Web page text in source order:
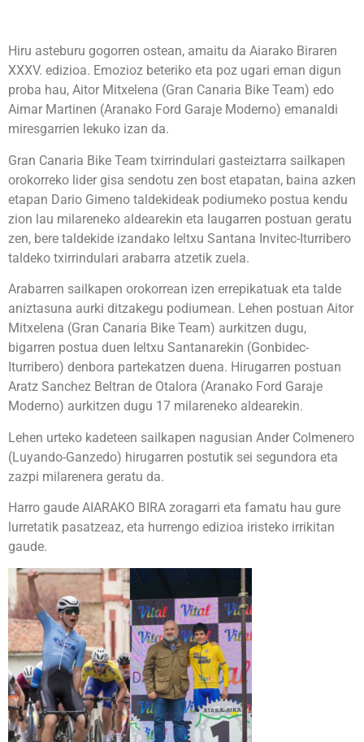
Hiru asteburu gogorren ostean, amaitu da Aiarako Biraren
XXXV. edizioa. Emozioz beteriko eta poz ugari eman digun
proba hau, Aitor Mitxelena (Gran Canaria Bike Team) edo
Aimar Martinen (Aranako Ford Garaje Moderno) emanaldi
miresgarrien lekuko izan da.
Gran Canaria Bike Team txirrindulari gasteiztarra sailkapen
orokorreko lider gisa sendotu zen bost etapatan, baina azken
etapan Dario Gimeno taldekideak podiumeko postua kendu
zion lau milareneko aldearekin eta laugarren postuan geratu
zen, bere taldekide izandako Ieltxu Santana Invitec-Iturribero
taldeko txirrindulari arabarra atzetik zuela.
Arabarren sailkapen orokorrean izen errepikatuak eta talde
aniztasuna aurki ditzakegu podiumean. Lehen postuan Aitor
Mitxelena (Gran Canaria Bike Team) aurkitzen dugu,
bigarren postua duen Ieltxu Santanarekin (Gonbidec-
Iturribero) denbora partekatzen duena. Hirugarren postuan
Aratz Sanchez Beltran de Otalora (Aranako Ford Garaje
Moderno) aurkitzen dugu 17 milareneko aldearekin.
Lehen urteko kadeteen sailkapen nagusian Ander Colmenero
(Luyando-Ganzedo) hirugarren postutik sei segundora eta
zazpi milarenera geratu da.
Harro gaude AIARAKO BIRA zoragarri eta famatu hau gure
lurretatik pasatzeaz, eta hurrengo edizioa iristeko irrikitan
gaude.